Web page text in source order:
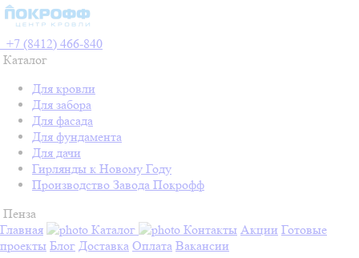
+7 (8412) 466-840
Каталог
Для кровли
Для забора
Для фасада
Для фундамента
Для дачи
Гирлянды к Новому Году
Производство Завода Покрофф
Пенза
Главная
Каталог Контакты Акции Готовые
проекты Блог Доставка Оплата Вакансии